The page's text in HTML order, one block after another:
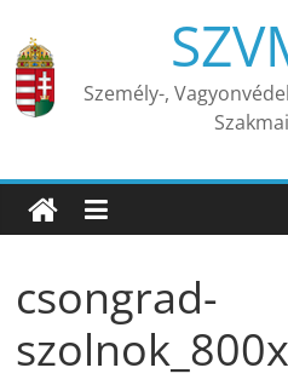
content
Személy-,
csongrad-